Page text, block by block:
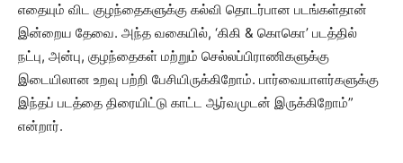
எதையும் விட குழந்தைகளுக்கு கல்வி தொடர்பான படங்கள்தான்
இன்றைய தேவை. அந்த வகையில், ‘கிகி & கொகொ’ படத்தில்
நட்பு, அன்பு, குழந்தைகள் மற்றும் செல்லப்பிராணிகளுக்கு
இடையிலான உறவு பற்றி பேசியிருக்கிறோம். பார்வையாளர்களுக்கு
இந்தப் படத்தை திரையிட்டு காட்ட ஆர்வமுடன் இருக்கிறோம்”
என்றார்.